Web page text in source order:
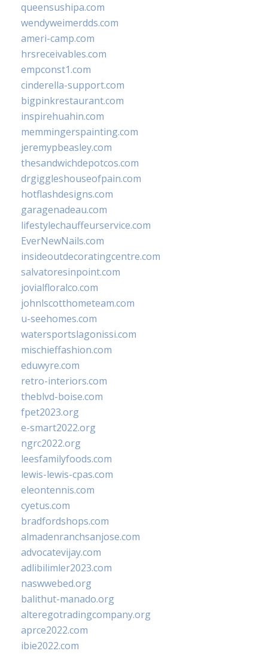
queensushipa.com
wendyweimerdds.com
ameri-camp.com
hrsreceivables.com
empconst1.com
cinderella-support.com
bigpinkrestaurant.com
inspirehuahin.com
memmingerspainting.com
jeremypbeasley.com
thesandwichdepotcos.com
drgiggleshouseofpain.com
hotflashdesigns.com
garagenadeau.com
lifestylechauffeurservice.com
EverNewNails.com
insideoutdecoratingcentre.com
salvatoresinpoint.com
jovialfloralco.com
johnlscotthometeam.com
u-seehomes.com
watersportslagonissi.com
mischieffashion.com
eduwyre.com
retro-interiors.com
theblvd-boise.com
fpet2023.org
e-smart2022.org
ngrc2022.org
leesfamilyfoods.com
lewis-lewis-cpas.com
eleontennis.com
cyetus.com
bradfordshops.com
almadenranchsanjose.com
advocatevijay.com
adlibilimler2023.com
naswwebed.org
balithut-manado.org
alteregotradingcompany.org
aprce2022.com
ibie2022.com